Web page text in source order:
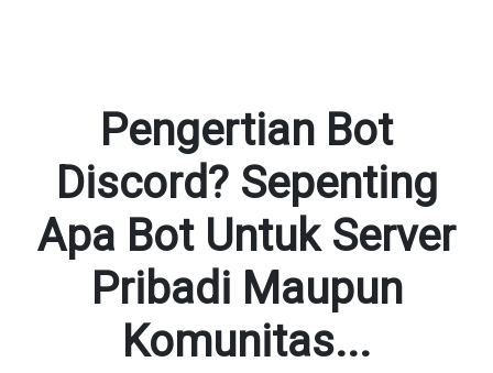
Pengertian Bot
Discord? Sepenting
Apa Bot Untuk Server
Pribadi Maupun
Komunitas...